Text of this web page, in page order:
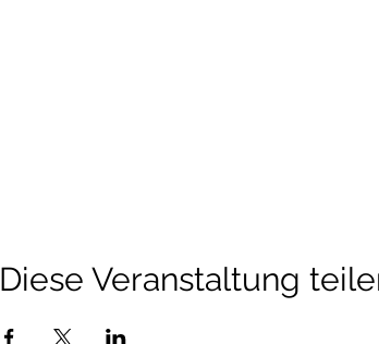
Diese Veranstaltung